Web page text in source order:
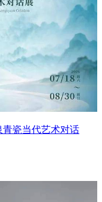
瓷当代艺术对话